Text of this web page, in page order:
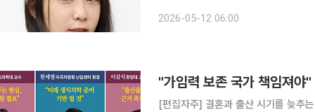
란 주사, 가임력 검사 같은 단어 자체
2026-05-12 06:00
[편집자주] 결혼과 출산 시기를 늦추